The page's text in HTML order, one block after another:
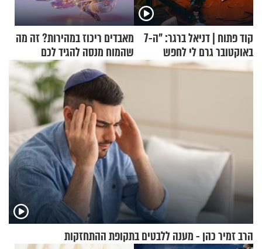
קוד פתוח | דניאל ברגר: "ה-7
באוקטובר גרם לי לחפש
תשובות"
מאבדים ריכוז במהירות? זה מה
שהמוח מנסה להגיד לכם
הרב זמיר כהן - מענה ללבטים בתקופת ההתחזקות